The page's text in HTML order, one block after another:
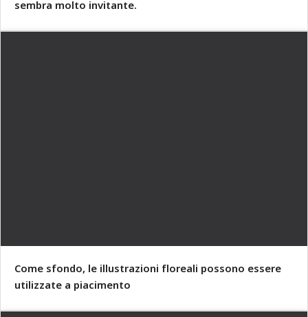
sembra molto invitante.
Come sfondo, le illustrazioni floreali possono essere
utilizzate a piacimento